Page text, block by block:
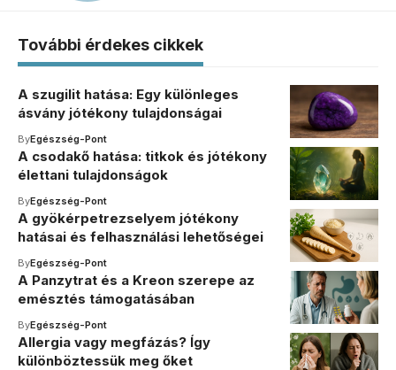
További érdekes cikkek
A szugilit hatása: Egy különleges
ásvány jótékony tulajdonságai
ByEgészség-Pont
A csodakő hatása: titkok és jótékony
élettani tulajdonságok
ByEgészség-Pont
A gyökérpetrezselyem jótékony
hatásai és felhasználási lehetőségei
ByEgészség-Pont
A Panzytrat és a Kreon szerepe az
emésztés támogatásában
ByEgészség-Pont
Allergia vagy megfázás? Így
különböztessük meg őket